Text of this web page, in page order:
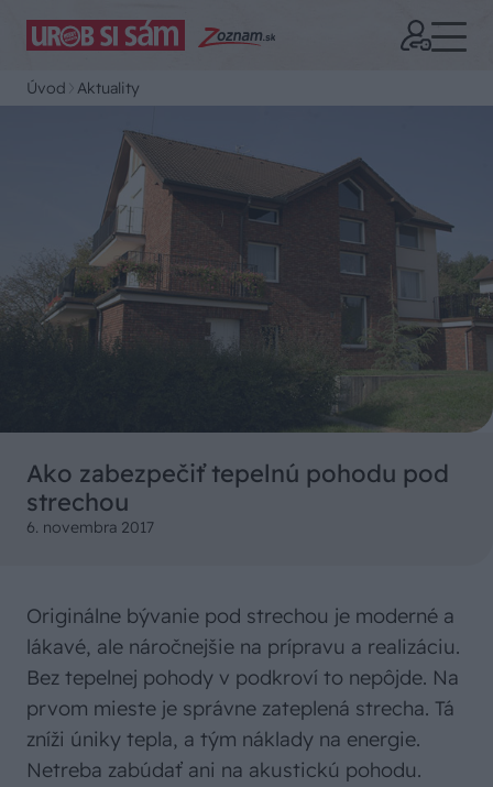
Úvod Aktuality
Ako zabezpečiť tepelnú pohodu pod
strechou
6. novembra 2017
Originálne bývanie pod strechou je moderné a
lákavé, ale náročnejšie na prípravu a realizáciu.
Bez tepelnej pohody v podkroví to nepôjde. Na
prvom mieste je správne zateplená strecha. Tá
zníži úniky tepla, a tým náklady na energie.
Netreba zabúdať ani na akustickú pohodu.